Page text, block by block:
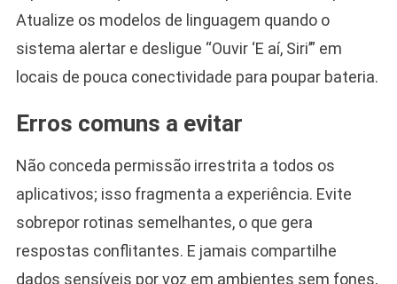
Atualize os modelos de linguagem quando o
sistema alertar e desligue “Ouvir ‘E aí, Siri’” em
locais de pouca conectividade para poupar bateria.
Erros comuns a evitar
Não conceda permissão irrestrita a todos os
aplicativos; isso fragmenta a experiência. Evite
sobrepor rotinas semelhantes, o que gera
respostas conflitantes. E jamais compartilhe
dados sensíveis por voz em ambientes sem fones,